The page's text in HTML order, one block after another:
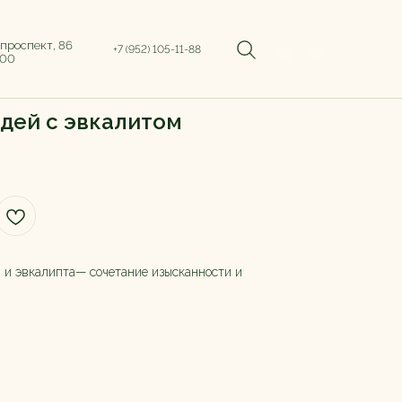
86
+7 (952) 105-11-88
с эвкалитом
эвкалипта— сочетание изысканности и